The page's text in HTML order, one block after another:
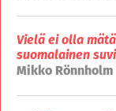
Vielä ei olla
suomalainen suvi
Mikko Rönnholm